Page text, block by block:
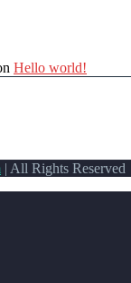
Hello world!
| All Rights Reserved